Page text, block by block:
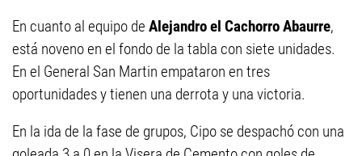
En cuanto al equipo de Alejandro el Cachorro Abaurre,
está noveno en el fondo de la tabla con siete unidades.
En el General San Martin empataron en tres
oportunidades y tienen una derrota y una victoria.
En la ida de la fase de grupos, Cipo se despachó con una